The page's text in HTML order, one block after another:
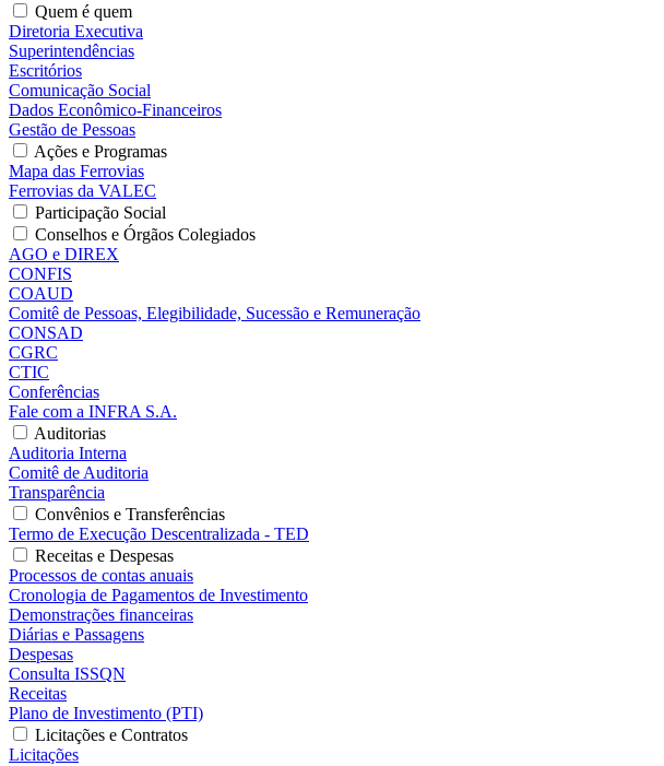
Quem é quem
Diretoria Executiva
Superintendências
Escritórios
Comunicação Social
Dados Econômico-Financeiros
Gestão de Pessoas
Ações e Programas
Mapa das Ferrovias
Ferrovias da VALEC
Participação Social
Conselhos e Órgãos Colegiados
AGO e DIREX
CONFIS
COAUD
Comitê de Pessoas, Elegibilidade, Sucessão e Remuneração
CONSAD
CGRC
CTIC
Conferências
Fale com a INFRA S.A.
Auditorias
Auditoria Interna
Comitê de Auditoria
Transparência
Convênios e Transferências
Termo de Execução Descentralizada - TED
Receitas e Despesas
Processos de contas anuais
Cronologia de Pagamentos de Investimento
Demonstrações financeiras
Diárias e Passagens
Despesas
Consulta ISSQN
Receitas
Plano de Investimento (PTI)
Licitações e Contratos
Licitações